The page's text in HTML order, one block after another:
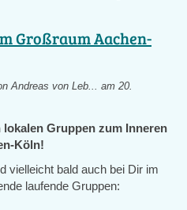
Großraum Aachen-
Andreas von Leb... am 20.
Gruppen zum Inneren
Köln!
vielleicht bald auch bei Dir im
laufende Gruppen: